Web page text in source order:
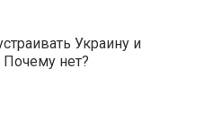
Украину и
Почему нет?